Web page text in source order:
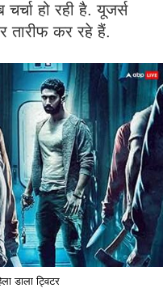
हो रही है. यूजर्स
तारीफ कर रहे हैं.
डाला ट्विटर